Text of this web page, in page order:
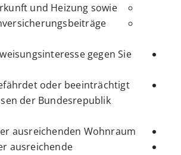
und Heizung sowie
gegen Sie
oder beeinträchtigt
der Bundesrepublik
ausreichenden Wohnraum.
ausreichende